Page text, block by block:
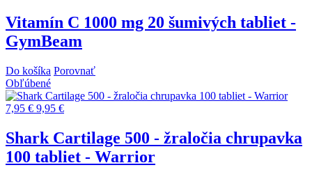
Vitamín C 1000 mg 20 šumivých tabliet -
GymBeam
Do košíka Porovnať
Obľúbené
7,95 € 9,95 €
Shark Cartilage 500 - žraločia chrupavka
100 tabliet - Warrior